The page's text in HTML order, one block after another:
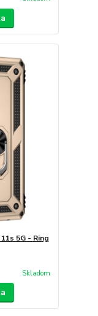
5G - Ring
Skladom